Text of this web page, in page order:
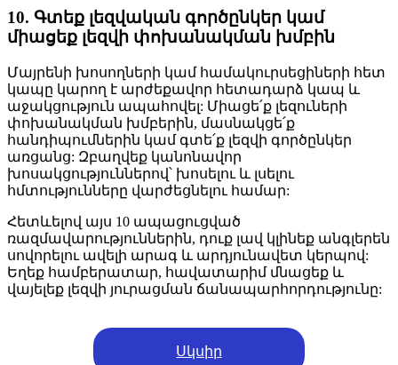
10. Գտեք լեզվական գործընկեր կամ
միացեք լեզվի փոխանակման խմբին
Մայրենի խոսողների կամ համակուրսեցիների հետ
կապը կարող է արժեքավոր հետադարձ կապ և
աջակցություն ապահովել: Միացե՛ք լեզուների
փոխանակման խմբերին, մասնակցե՛ք
հանդիպումներին կամ գտե՛ք լեզվի գործընկեր
առցանց: Զբաղվեք կանոնավոր
խոսակցություններով՝ խոսելու և լսելու
հմտությունները վարժեցնելու համար:
Հետևելով այս 10 ապացուցված
ռազմավարություններին, դուք լավ կլինեք անգլերեն
սովորելու ավելի արագ և արդյունավետ կերպով:
Եղեք համբերատար, հավատարիմ մնացեք և
վայելեք լեզվի յուրացման ճանապարհորդությունը:
Սկսիր